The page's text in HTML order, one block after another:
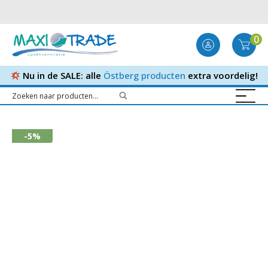
0
Nu in de SALE: alle Östberg producten extra voordelig!
-5%